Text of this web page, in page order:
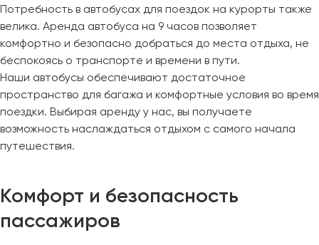
Потребность в автобусах для поездок на курорты также
велика. Аренда автобуса на 9 часов позволяет
комфортно и безопасно добраться до места отдыха, не
беспокоясь о транспорте и времени в пути.
Наши автобусы обеспечивают достаточное
пространство для багажа и комфортные условия во время
поездки. Выбирая аренду у нас, вы получаете
возможность наслаждаться отдыхом с самого начала
путешествия.
Комфорт и безопасность
пассажиров